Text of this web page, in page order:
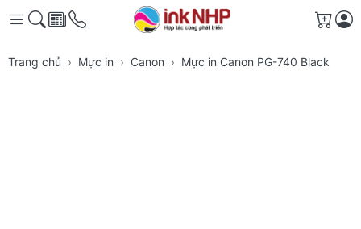
Giỏ
Trang chủ Mực in Canon Mực in Canon PG-740 Black